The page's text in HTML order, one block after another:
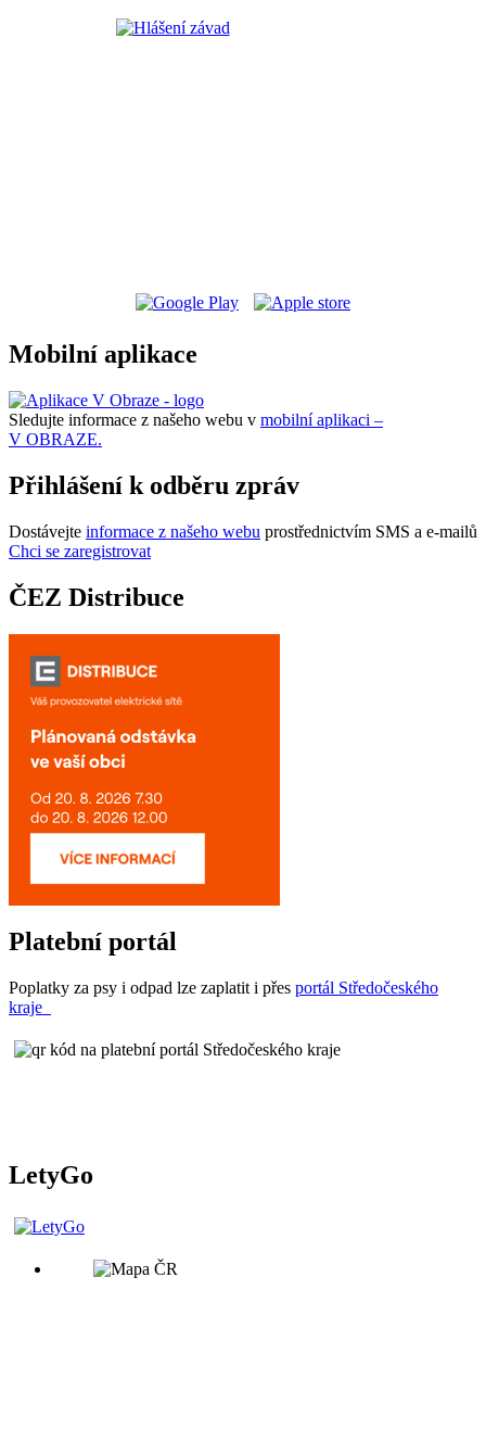
Mobilní aplikace
Sledujte informace z našeho webu v mobilní aplikaci –
V OBRAZE.
Přihlášení k odběru zpráv
Dostávejte informace z našeho webu prostřednictvím SMS a e-mailů
Chci se zaregistrovat
ČEZ Distribuce
Platební portál
Poplatky za psy i odpad lze zaplatit i přes portál Středočeského
kraje
LetyGo